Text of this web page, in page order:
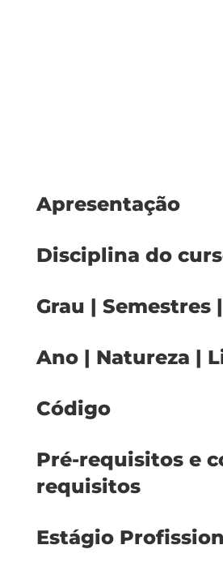
Apresentação
Disciplina do
Grau | Semestres |
Ano | Natureza |
Código
Pré-requisitos e
requisitos
Estágio